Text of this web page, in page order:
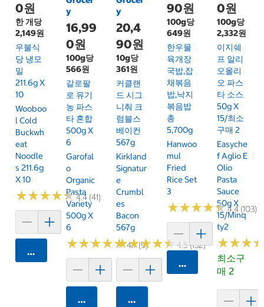
0원
한 개당
2,149원
우불식
당 냉모
밀
211.6g X
10
Wooboo
L Cold
Buckwh
Eat
Noodle
S 211.6g
X 10
★★★★★
★★★★★4.4 (41)
카트에 담기
y
16,99
0원
100g당
566원
갈로팔
로 유기
농 파스
타 혼합
500g X
6
Garofal
O
Organic
Pasta
Variety
500g X
6
★★★★★
★★★★★4.7 (9)
카트에 담기
y
20,4
90원
10g당
361원
커클랜
드 시그
니춰 크
럼블스
베이컨
567g
Kirkland
Signatur
E
Crumbl
Es
Bacon
567g
★★★★★
★★★★★4.5 (132)
카트에 담기
90원
100g당
649원
한우물
육개장
국밥,잡
채볶음
밥,낙지
볶음밥
총
5,700g
Hanwoo
Mul
Fried
Rice Set
3
★★★★★
★★★★★4.4 (103)
카트에 담기
0원
100g당
2,332원
이지쉐
프 알리
오올리
오 파스
타 소스
50g X
15/최소
구매 2
Easyche
F Aglio E
Olio
Pasta
Sauce
50g X
15/Minq
Ty2
★★★
★★★
최소구
매 2